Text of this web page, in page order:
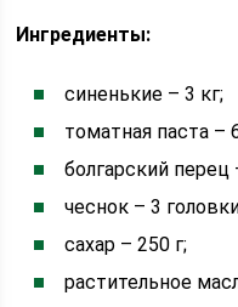
Ингредиенты:
синенькие – 3 кг;
томатная паста –
болгарский перец
чеснок – 3
сахар – 250 г;
растительное